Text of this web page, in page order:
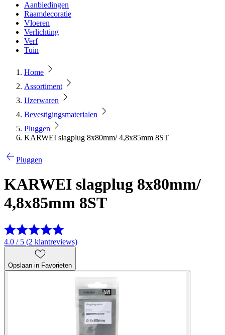
Aanbiedingen
Raamdecoratie
Vloeren
Verlichting
Verf
Tuin
Home
Assortiment
IJzerwaren
Bevestigingsmaterialen
Pluggen
KARWEI slagplug 8x80mm/ 4,8x85mm 8ST
Pluggen
KARWEI slagplug 8x80mm/
4,8x85mm 8ST
4.0 / 5 (2 klantreviews)
Opslaan in Favorieten